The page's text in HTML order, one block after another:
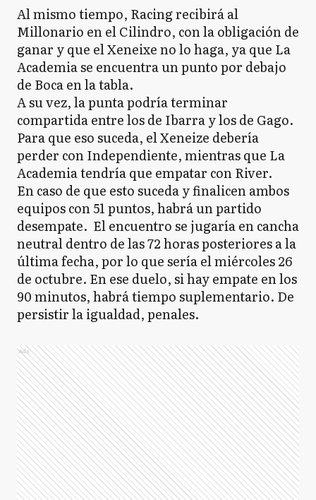
Al mismo tiempo, Racing recibirá al
Millonario en el Cilindro, con la obligación de
ganar y que el Xeneixe no lo haga, ya que La
Academia se encuentra un punto por debajo
de Boca en la tabla.
A su vez, la punta podría terminar
compartida entre los de Ibarra y los de Gago.
Para que eso suceda, el Xeneize debería
perder con Independiente, mientras que La
Academia tendría que empatar con River.
En caso de que esto suceda y finalicen ambos
equipos con 51 puntos, habrá un partido
desempate. El encuentro se jugaría en cancha
neutral dentro de las 72 horas posteriores a la
última fecha, por lo que sería el miércoles 26
de octubre. En ese duelo, si hay empate en los
90 minutos, habrá tiempo suplementario. De
persistir la igualdad, penales.
Ads